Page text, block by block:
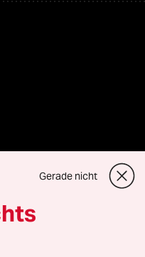
Gerade nicht